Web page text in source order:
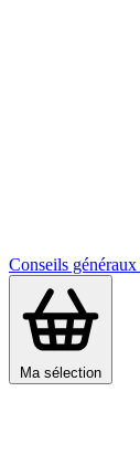
Conseils généraux
Ma sélection